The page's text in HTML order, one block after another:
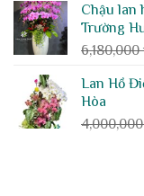
Chậu lan
Trường
6,180,000
Lan Hồ
Hòa